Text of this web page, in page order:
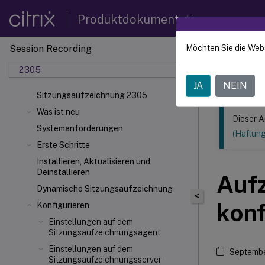
Produktdokumentation
Session Recording
2305
Sitzungsaufzeichnung 2305
Was ist neu
Systemanforderungen
Erste Schritte
Installieren, Aktualisieren und
Deinstallieren
Dynamische Sitzungsaufzeichnung
Konfigurieren
Einstellungen auf dem
Sitzungsaufzeichnungsagent
Einstellungen auf dem
Sitzungsaufzeichnungsserver
Dieser Inhalt
<
Dieser
Möchten Sie die
JA NEIN